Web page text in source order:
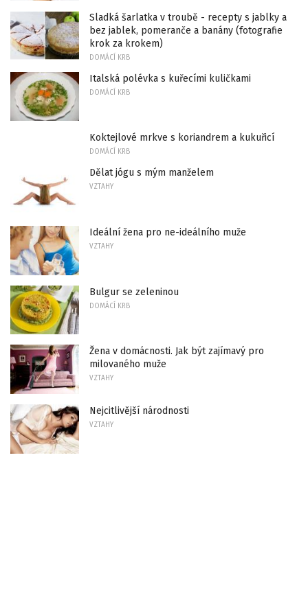
Sladká šarlatka v troubě - recepty s jablky a
bez jablek, pomeranče a banány (fotografie
krok za krokem)
DOMÁCÍ KRB
Italská polévka s kuřecími kuličkami
DOMÁCÍ KRB
Koktejlové mrkve s koriandrem a kukuřicí
DOMÁCÍ KRB
Dělat jógu s mým manželem
VZTAHY
Ideální žena pro ne-ideálního muže
VZTAHY
Bulgur se zeleninou
DOMÁCÍ KRB
Žena v domácnosti. Jak být zajímavý pro
milovaného muže
VZTAHY
Nejcitlivější národnosti
VZTAHY